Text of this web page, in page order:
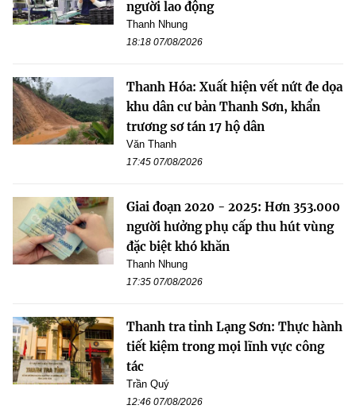
người lao động
Thanh Nhung
18:18 07/08/2026
Thanh Hóa: Xuất hiện vết nứt đe dọa
khu dân cư bản Thanh Sơn, khẩn
trương sơ tán 17 hộ dân
Văn Thanh
17:45 07/08/2026
Giai đoạn 2020 - 2025: Hơn 353.000
người hưởng phụ cấp thu hút vùng
đặc biệt khó khăn
Thanh Nhung
17:35 07/08/2026
Thanh tra tỉnh Lạng Sơn: Thực hành
tiết kiệm trong mọi lĩnh vực công
tác
Trần Quý
12:46 07/08/2026